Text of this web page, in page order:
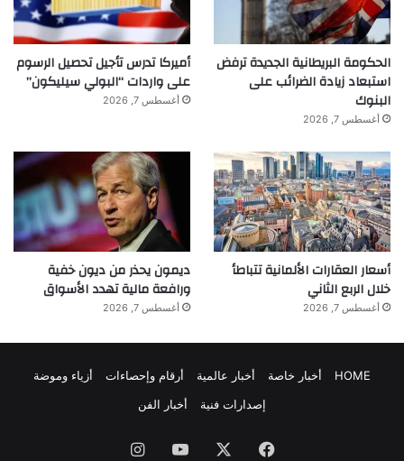
الحكومة البريطانية الجديدة ترفض
استبعاد زيادة الضرائب على
البنوك
أغسطس 7, 2026
أميركا تدرس تأجيل تحصيل الرسوم
على واردات “البولي سيليكون”
أغسطس 7, 2026
أسعار العقارات الألمانية تتباطأ
خلال الربع الثاني
أغسطس 7, 2026
ديمون يحذر من ديون خفية
ورافعة مالية تهدد الأسواق
أغسطس 7, 2026
HOME أخبار خاصة أخبار عالمية أرقام وإحصاءات
أزياء وموضة
إصدارات فنية
أخبار الفن
فيسبوك ‫YouTubeانستقرام